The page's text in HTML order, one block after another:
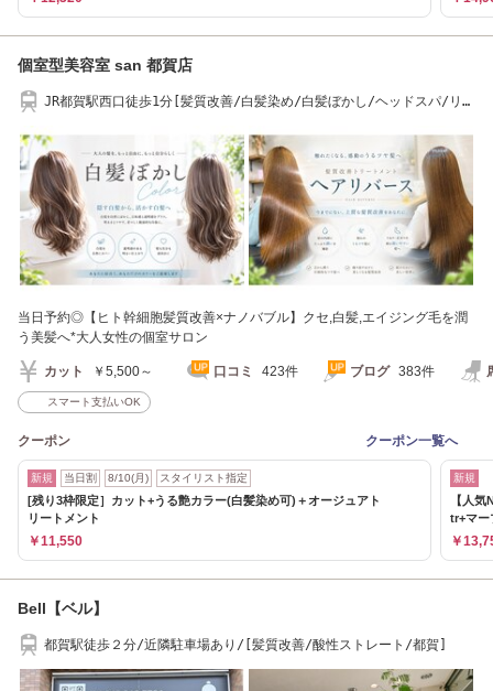
個室型美容室 san 都賀店
JR都賀駅西口徒歩1分[髪質改善/白髪染め/白髪ぼかし/ヘッドスパ/リタ
当日予約◎【ヒト幹細胞髪質改善×ナノバブル】クセ,白髪,エイジング毛を潤
う美髪へ*大人女性の個室サロン
カット ￥5,500～ 口コミ 423件 ブログ 383件
スマート支払いOK
クーポン クーポン一覧へ
新規 当日割 8/10(月) スタイリスト指定
[残り3枠限定］カット+うる艶カラー(白髪染め可)＋オージュアト
リートメント
￥11,550
新規
【人
tr+マー
￥
Bell【ベル】
都賀駅徒歩２分/近隣駐車場あり/[髪質改善/酸性ストレート/都賀]